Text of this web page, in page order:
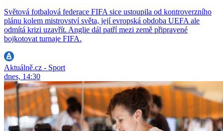
Světová fotbalová federace FIFA sice ustoupila od kontroverzního
plánu kolem mistrovství světa, její evropská obdoba UEFA ale
odmítá krizi uzavřít. Anglie dál patří mezi země připravené
bojkotovat turnaje FIFA.
Aktuálně.cz - Sport
dnes, 14:30